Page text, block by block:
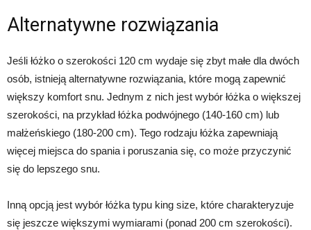
Alternatywne rozwiązania
Jeśli łóżko o szerokości 120 cm wydaje się zbyt małe dla dwóch
osób, istnieją alternatywne rozwiązania, które mogą zapewnić
większy komfort snu. Jednym z nich jest wybór łóżka o większej
szerokości, na przykład łóżka podwójnego (140-160 cm) lub
małżeńskiego (180-200 cm). Tego rodzaju łóżka zapewniają
więcej miejsca do spania i poruszania się, co może przyczynić
się do lepszego snu.
Inną opcją jest wybór łóżka typu king size, które charakteryzuje
się jeszcze większymi wymiarami (ponad 200 cm szerokości).